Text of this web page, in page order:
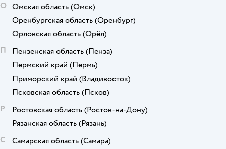
О Омская область (Омск)
Оренбургская область (Оренбург)
Орловская область (Орёл)
П
Пензенская область (Пенза)
Пермский край (Пермь)
Приморский край (Владивосток)
Псковская область (Псков)
Р
Ростовская область (Ростов-на-Дону)
Рязанская область (Рязань)
С
Самарская область (Самара)